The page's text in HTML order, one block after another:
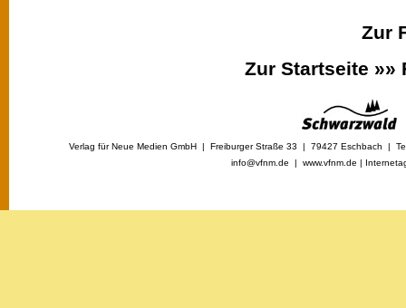
Zur
Zur Startseite »»
Verlag für Neue Medien GmbH | Freiburger Straße 33 | 79427 Eschbach |
info@vfnm.de | www.vfnm.de |